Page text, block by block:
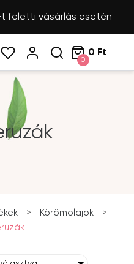
feletti vásárlás esetén
0
0 Ft
> Körömolajok
>